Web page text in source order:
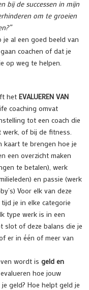
bij de successen in mijn
om te groeien
al een goed beeld van
coachen of dat je
op weg te helpen.
het EVALUEREN VAN
coaching omvat
tot een coach die
werk, of bij de fitness.
kaart te brengen hoe je
een overzicht maken
te betalen), werk
en passie (werk
Voor elk van deze
je in elke categorie
type werk is in een
slot of deze balans die je
er in één of meer van
wordt is geld en
hoe jouw
geld? Hoe helpt geld je